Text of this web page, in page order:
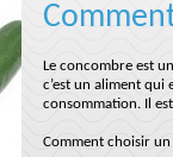
Le concombre est
c’est un aliment qui
consommation. Il
Comment choisir